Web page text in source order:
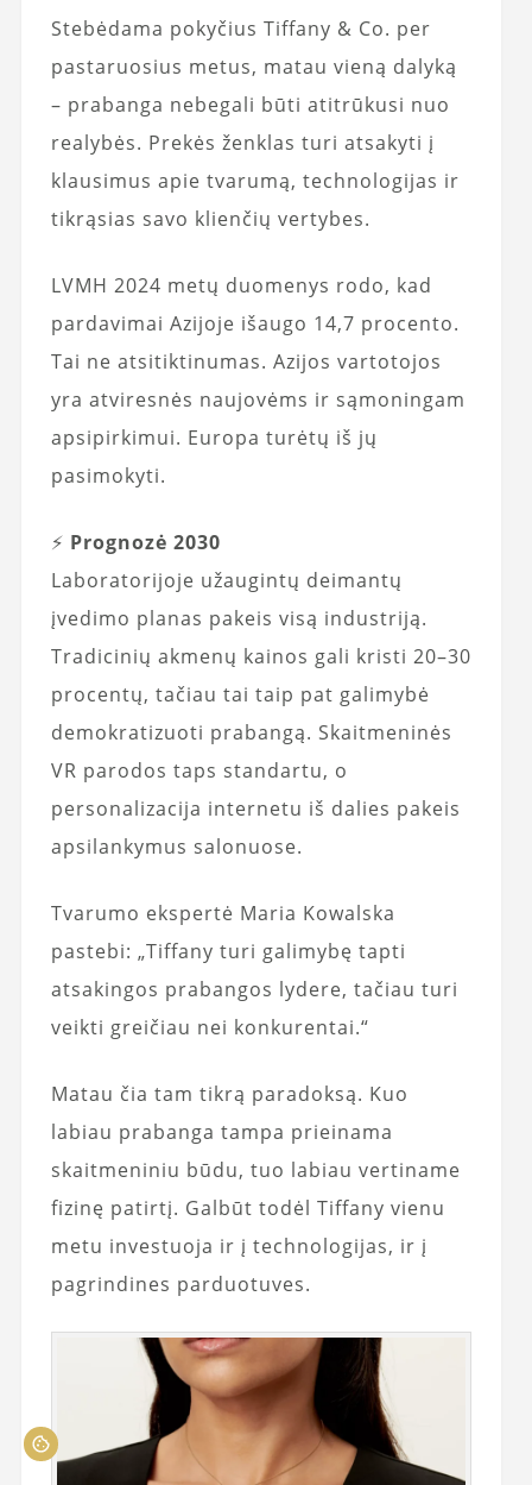
Stebėdama pokyčius Tiffany & Co. per
pastaruosius metus, matau vieną dalyką
– prabanga nebegali būti atitrūkusi nuo
realybės. Prekės ženklas turi atsakyti į
klausimus apie tvarumą, technologijas ir
tikrąsias savo klienčių vertybes.
LVMH 2024 metų duomenys rodo, kad
pardavimai Azijoje išaugo 14,7 procento.
Tai ne atsitiktinumas. Azijos vartotojos
yra atviresnės naujovėms ir sąmoningam
apsipirkimui. Europa turėtų iš jų
pasimokyti.
⚡ Prognozė 2030
Laboratorijoje užaugintų deimantų
įvedimo planas pakeis visą industriją.
Tradicinių akmenų kainos gali kristi 20–30
procentų, tačiau tai taip pat galimybė
demokratizuoti prabangą. Skaitmeninės
VR parodos taps standartu, o
personalizacija internetu iš dalies pakeis
apsilankymus salonuose.
Tvarumo ekspertė Maria Kowalska
pastebi: „Tiffany turi galimybę tapti
atsakingos prabangos lydere, tačiau turi
veikti greičiau nei konkurentai.“
Matau čia tam tikrą paradoksą. Kuo
labiau prabanga tampa prieinama
skaitmeniniu būdu, tuo labiau vertiname
fizinę patirtį. Galbūt todėl Tiffany vienu
metu investuoja ir į technologijas, ir į
pagrindines parduotuves.